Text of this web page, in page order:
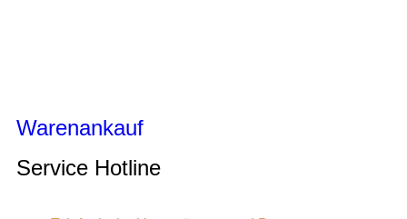
Warenankauf
Service Hotline